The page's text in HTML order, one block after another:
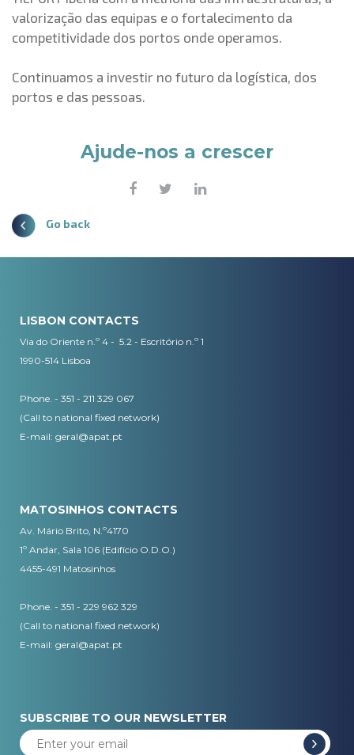
valorização das equipas e o fortalecimento da
competitividade dos portos onde operamos.
Continuamos a investir no futuro da logística, dos
portos e das pessoas.
Ajude-nos a crescer
Go back
LISBON CONTACTS
Via do Oriente n.º 4 - 5.2 - Escritório n.º 1
1990-514 Lisboa
Phone. - 351 - 211 329 067
(Call to national fixed network)
​E-mail: geral@apat.pt
MATOSINHOS CONTACTS
Av. Mário Brito, N.º4170
1º Andar, Sala 106 (Edifício O.D.O.)
4455-491 Matosinhos
Phone. - 351 - 229 962 329
(Call to national fixed network)
E-mail: geral@apat.pt
SUBSCRIBE TO OUR NEWSLETTER